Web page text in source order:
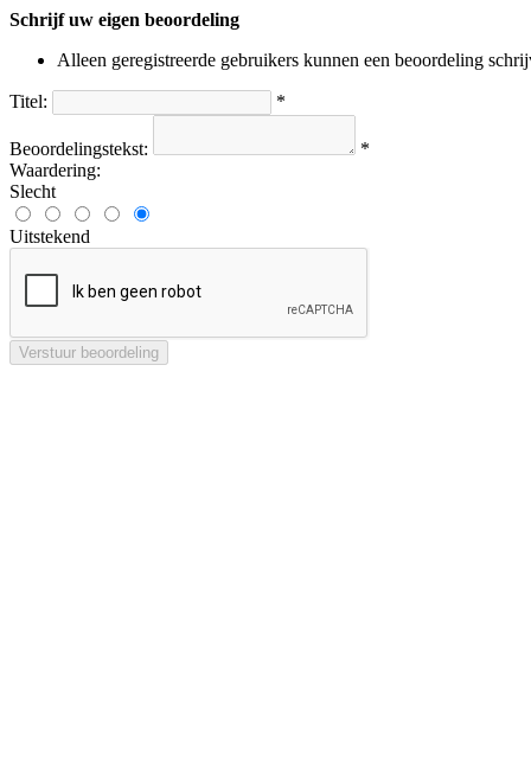
Schrijf uw eigen beoordeling
Alleen geregistreerde gebruikers kunnen een beoordeling
Titel: *
Beoordelingstekst:
*
Waardering:
Slecht
Uitstekend
Verstuur beoordeling